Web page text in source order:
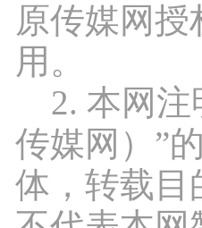
原传媒网
用。
2. 本网注
传媒网）”
体，转载目